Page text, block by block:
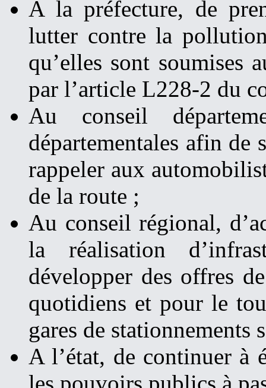
A la préfecture, de
lutter contre la
qu’elles sont soumises
par l’article L228-2 du
Au conseil
départementales afin de
rappeler aux
de la route ;
Au conseil régional,
la réalisation
développer des offres
quotidiens et pour le
gares de stationnements
A l’état, de continuer à